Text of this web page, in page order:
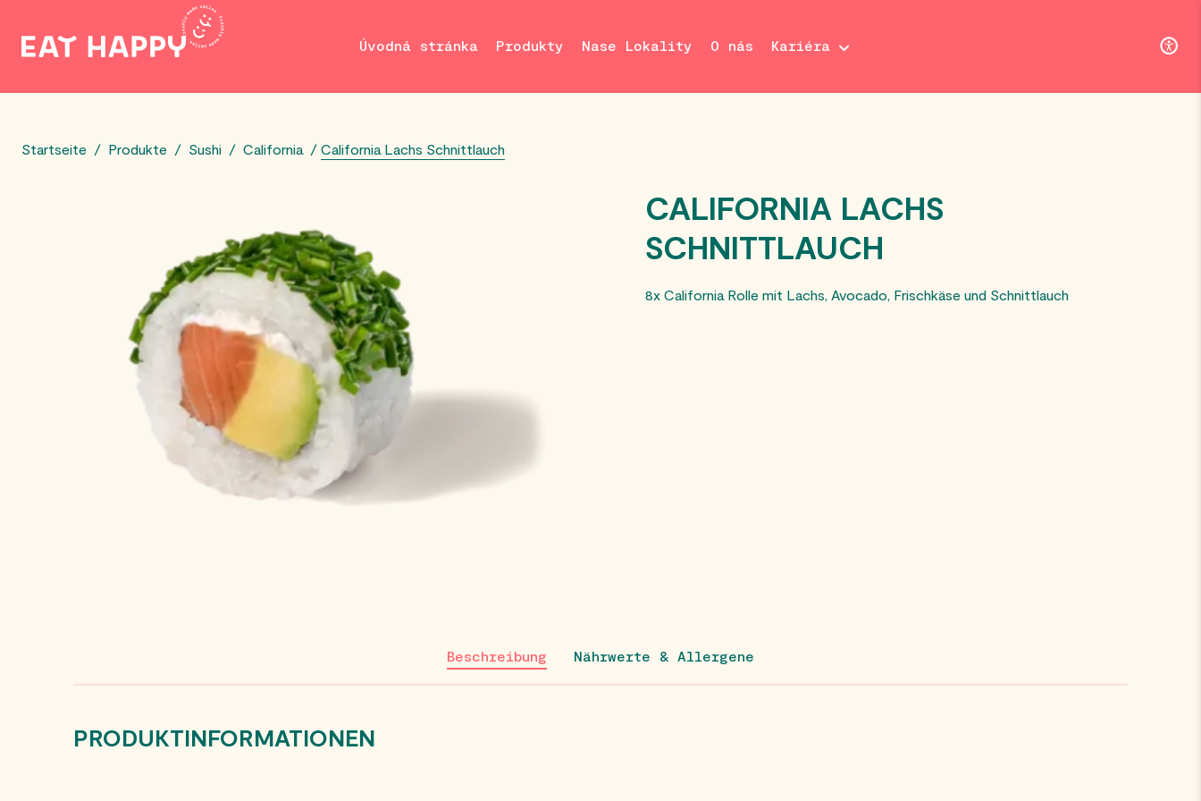
SKIP
TO
CONTENT
Úvodná stránka Produkty Nase Lokality O nás Kariéra
Startseite / Produkte / Sushi / California / California Lachs Schnittlauch
CALIFORNIA LACHS
SCHNITTLAUCH
8x California Rolle mit Lachs, Avocado, Frischkäse und Schnittlauch
Beschreibung Nährwerte & Allergene
PRODUKTINFORMATIONEN